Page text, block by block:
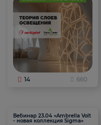
14 660
Вебинар 23.04 «Ambrella Volt
- новая коллекция Sigma»